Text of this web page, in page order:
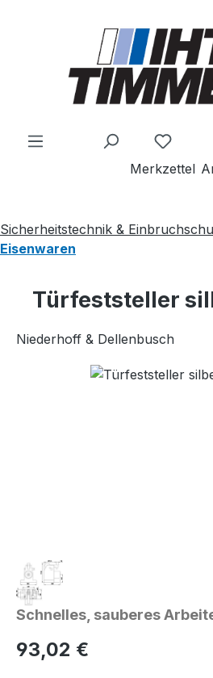
Du
Merkzettel
Sicherheitstechnik &
Eisenwaren
Türfeststeller
Niederhoff & Dellenbusch
Bildergalerie überspringen
Schnelles, sauberes
Regulärer Preis:
93,02 €